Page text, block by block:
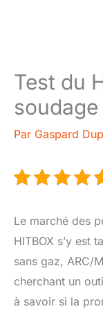
Test du
soudage
Par Gaspard
Le marché des
HITBOX s’y est
sans gaz, ARC/
cherchant un
à savoir si la